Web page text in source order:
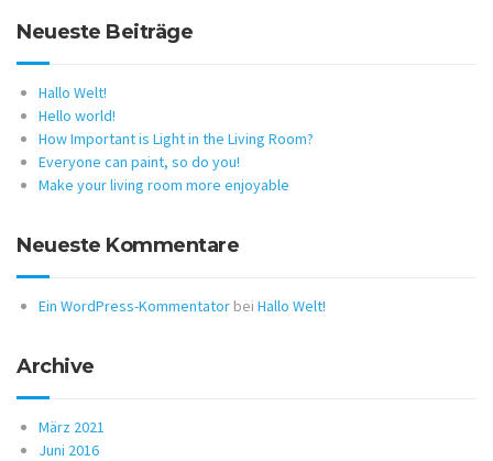
Neueste Beiträge
Hallo Welt!
Hello world!
How Important is Light in the Living Room?
Everyone can paint, so do you!
Make your living room more enjoyable
Neueste Kommentare
Ein WordPress-Kommentator bei Hallo Welt!
Archive
März 2021
Juni 2016